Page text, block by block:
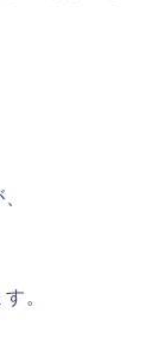
。